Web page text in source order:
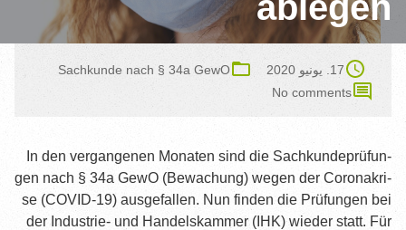
نصائح عامة
الدورات التدريبية في الفصول الدراسية
الفحص
17. يونيو 2020
Sach­kun­de nach § 34a GewO
No comm­ents
In den ver­gan­ge­nen Mona­ten sind die Sach­kun­de­prü­fun­
gen nach § 34a GewO (Bewa­chung) wegen der Coro­na­kri­
se (COVID-19) aus­ge­fal­len. Nun fin­den die Prü­fun­gen bei
der Indus­trie- und Han­dels­kam­mer (IHK) wie­der statt. Für